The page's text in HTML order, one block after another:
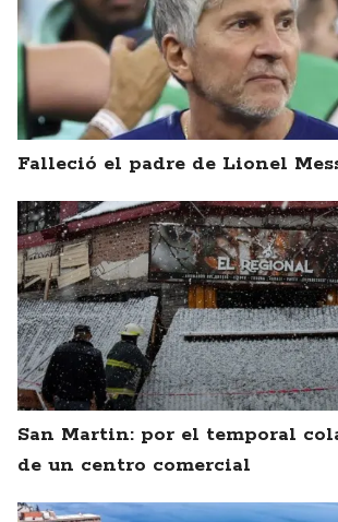
Falleció el padre de Lionel
San Martin: por el temporal
de un centro comercial